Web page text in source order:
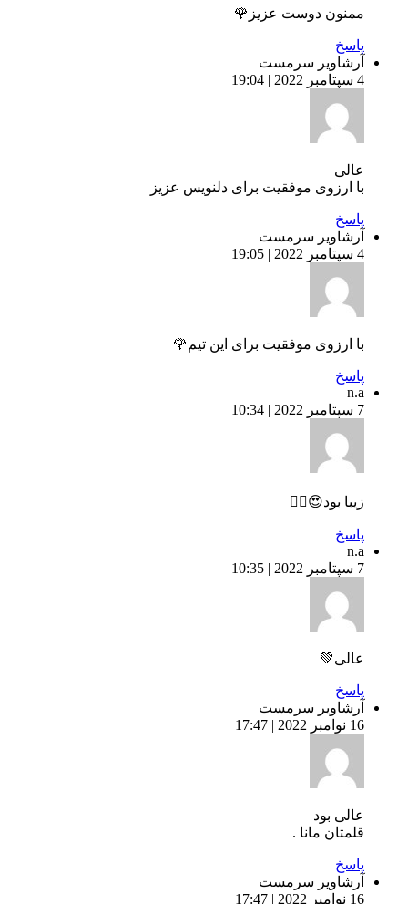
ممنون دوست عزیز🌹
پاسخ
آرشاویر سرمست
عالی
با ارزوی موفقیت برای دلنویس عزیز
پاسخ
آرشاویر سرمست
با ارزوی موفقیت برای این تیم🌹
پاسخ
n.a
زیبا بود😍👌🏻
پاسخ
n.a
عالی💚
پاسخ
آرشاویر سرمست
عالی بود
قلمتان مانا .
پاسخ
آرشاویر سرمست